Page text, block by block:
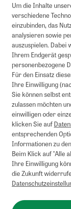
Um die Inhalte
verschiedene
einzubinden, das
analysieren sowie
auszuspielen. Dabei
Ihrem Endgerät
personenbezogene
Für den Einsatz
Ihre Einwilligung
Sie können selbst
zulassen möchten
einwilligen oder
klicken Sie auf
entsprechenden
Informationen zu
Beim Klick auf "Alle
Ihre Einwilligung
die Zukunft
1
Barauszahlung
Briefsendungen
Weitere
Alle